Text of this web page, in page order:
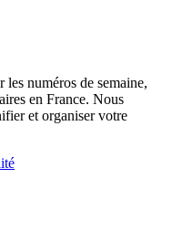
numéros de semaine,
en France. Nous
et organiser votre